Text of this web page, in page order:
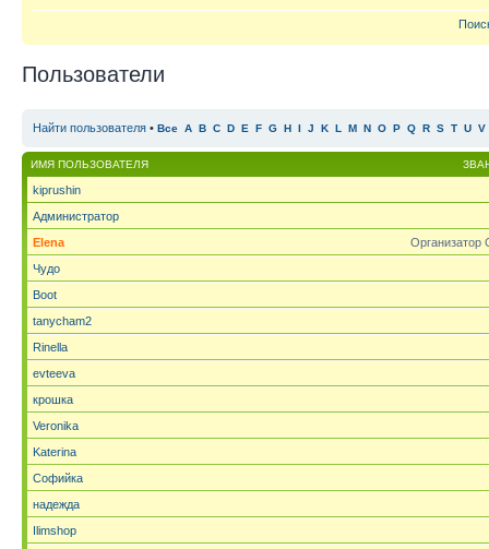
Пользователи
Найти пользователя • Все A B C D E F G H I J K L M N O P Q R S T U V
ИМЯ ПОЛЬЗОВАТЕЛЯ
kiprushin
Администратор
Организатор
Elena
Чудо
Boot
tanycham2
Rinella
evteeva
крошка
Veronika
Katerina
Софийка
надежда
Ilimshop